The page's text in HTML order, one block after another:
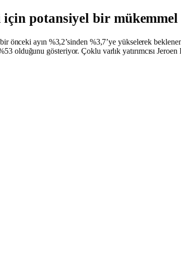
potansiyel bir mükemmel
ayın %3,2’sinden %3,7’ye yükselerek
olduğunu gösteriyor. Çoklu varlık yatırımcısı